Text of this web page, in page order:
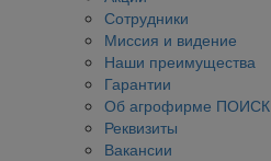
Сотрудники
Миссия и видение
Наши преимущества
Гарантии
Об агрофирме ПОИСК
Реквизиты
Вакансии